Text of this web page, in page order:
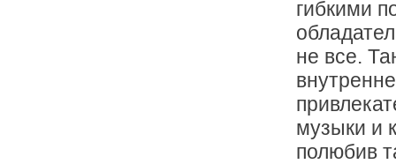
гибкими
не все.
музыки и
полюбив